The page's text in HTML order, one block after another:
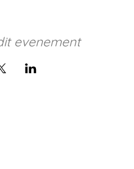
evenement